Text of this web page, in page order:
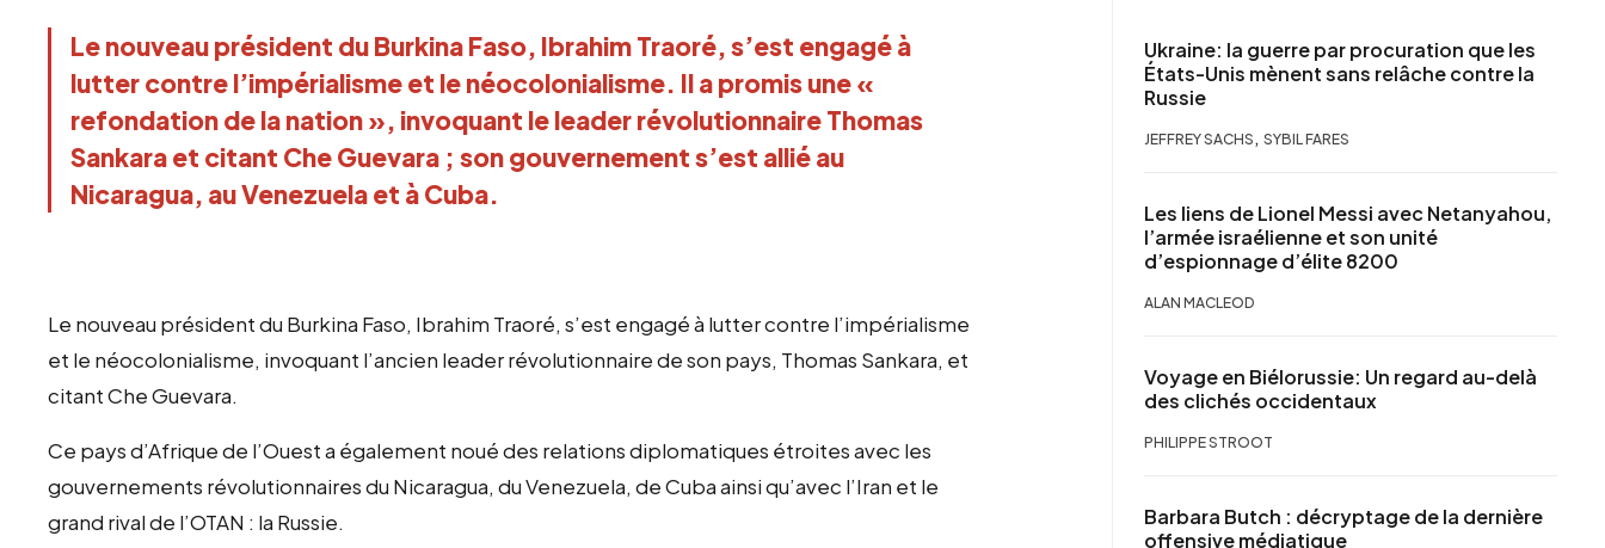
Le nouveau président du Burkina Faso, Ibrahim Traoré, s’est engagé à
lutter contre l’impérialisme et le néocolonialisme. Il a promis une «
refondation de la nation », invoquant le leader révolutionnaire Thomas
Sankara et citant Che Guevara ; son gouvernement s’est allié au
Nicaragua, au Venezuela et à Cuba.
Le nouveau président du Burkina Faso, Ibrahim Traoré, s’est engagé à lutter contre l’impérialisme
et le néocolonialisme, invoquant l’ancien leader révolutionnaire de son pays, Thomas Sankara, et
citant Che Guevara.
Ce pays d’Afrique de l’Ouest a également noué des relations diplomatiques étroites avec les
gouvernements révolutionnaires du Nicaragua, du Venezuela, de Cuba ainsi qu’avec l’Iran et le
grand rival de l’OTAN : la Russie.
Ukraine: la guerre par procuration que les
États-Unis mènent sans relâche contre la
Russie
JEFFREY SACHS , SYBIL FARES
Les liens de Lionel Messi avec Netanyahou,
l’armée israélienne et son unité
d’espionnage d’élite 8200
ALAN MACLEOD
Voyage en Biélorussie: Un regard au-delà
des clichés occidentaux
PHILIPPE STROOT
Barbara Butch : décryptage de la dernière
offensive médiatique